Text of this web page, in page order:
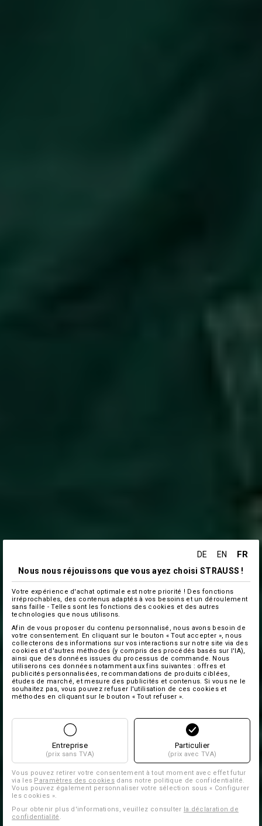
DE EN FR
Nous nous réjouissons que vous ayez choisi STRAUSS !
Votre expérience d'achat optimale est notre priorité ! Des fonctions
irréprochables, des contenus adaptés à vos besoins et un déroulement
sans faille - Telles sont les fonctions des cookies et des autres
technologies que nous utilisons.
Afin de vous proposer du contenu personnalisé, nous avons besoin de
votre consentement. En cliquant sur le bouton « Tout accepter », nous
collecterons des informations sur vos interactions sur notre site via des
cookies et d'autres méthodes (y compris des procédés basés sur l'IA),
ainsi que des données issues du processus de commande. Nous
utiliserons ces données notamment aux fins suivantes : offres et
publicités personnalisées, recommandations de produits ciblées,
études de marché, et mesure des publicités et contenus. Si vous ne le
souhaitez pas, vous pouvez refuser l'utilisation de ces cookies et
méthodes en cliquant sur le bouton « Tout refuser ».
Entreprise
(prix sans TVA)
Particulier
(prix avec TVA)
Vous pouvez retirer votre consentement à tout moment avec effet futur
via les Paramètres des cookies dans notre politique de confidentialité.
Vous pouvez également personnaliser votre sélection sous « Configurer
les cookies ».
Pour obtenir plus d'informations, veuillez consulter la déclaration de
confidentialité